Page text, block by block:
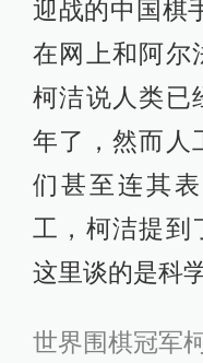
迎战的中国棋
在网上和阿尔
柯洁说人类已
年了，然而人
们甚至连其
工，柯洁提到
这里谈的是科
世界围棋冠军